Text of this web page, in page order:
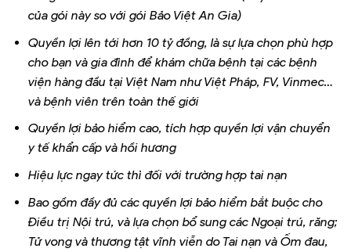
của gói này so với gói Bảo Việt An Gia)
Quyền lợi lên tới hơn 10 tỷ đồng, là sự lựa chọn phù hợp
cho bạn và gia đình để khám chữa bệnh tại các bệnh
viện hàng đầu tại Việt Nam như Việt Pháp, FV, Vinmec…
và bệnh viên trên toàn thế giới
Quyền lợi bảo hiểm cao, tích hợp quyền lợi vận chuyển
y tế khẩn cấp và hồi hương
Hiệu lực ngay tức thì đối với trường hợp tai nạn
Bao gồm đầy đủ các quyền lợi bảo hiểm bắt buộc cho
Điều trị Nội trú, và lựa chọn bổ sung các Ngoại trú, răng;
Tử vong và thương tật vĩnh viễn do Tai nạn và Ốm đau,